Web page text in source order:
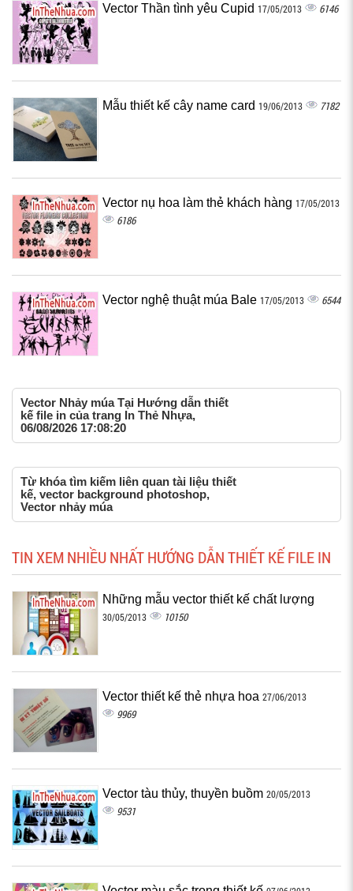
Vector Thần tình yêu Cupid 17/05/2013 6146
Mẫu thiết kế cây name card 19/06/2013 7182
Vector nụ hoa làm thẻ khách hàng 17/05/2013
6186
Vector nghệ thuật múa Bale 17/05/2013 6544
Vector Nhảy múa Tại Hướng dẫn thiết
kế file in của trang In Thẻ Nhựa,
06/08/2026 17:08:20
Từ khóa tìm kiếm liên quan tài liệu thiết
kế, vector background photoshop,
Vector nhảy múa
TIN XEM NHIỀU NHẤT HƯỚNG DẪN THIẾT KẾ FILE IN
Những mẫu vector thiết kế chất lượng
30/05/2013 10150
Vector thiết kế thẻ nhựa hoa 27/06/2013
9969
Vector tàu thủy, thuyền buồm 20/05/2013
9531